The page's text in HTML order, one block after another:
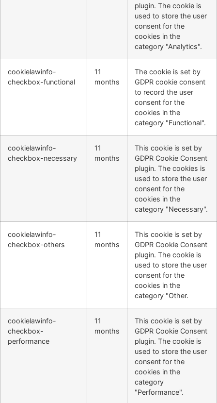
plugin. The cookie is
used to store the user
consent for the
cookies in the
category "Analytics".
cookielawinfo-
checkbox-functional
11
months
The cookie is set by
GDPR cookie consent
to record the user
consent for the
cookies in the
category "Functional".
cookielawinfo-
checkbox-necessary
11
months
This cookie is set by
GDPR Cookie Consent
plugin. The cookies is
used to store the user
consent for the
cookies in the
category "Necessary".
cookielawinfo-
checkbox-others
11
months
This cookie is set by
GDPR Cookie Consent
plugin. The cookie is
used to store the user
consent for the
cookies in the
category "Other.
cookielawinfo-
checkbox-
performance
11
months
This cookie is set by
GDPR Cookie Consent
plugin. The cookie is
used to store the user
consent for the
cookies in the
category
"Performance".